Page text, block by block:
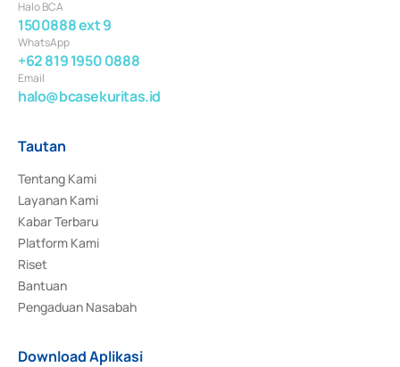
Halo BCA
1500888 ext 9
WhatsApp
+62 819 1950 0888
Email
halo@bcasekuritas.id
Tautan
Tentang Kami
Layanan Kami
Kabar Terbaru
Platform Kami
Riset
Bantuan
Pengaduan Nasabah
Download Aplikasi